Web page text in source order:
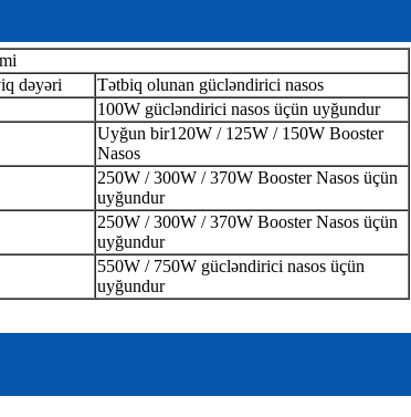
dəyəri
Tətbiq olunan gücləndirici nasos
100W gücləndirici nasos üçün uyğundur
Uyğun bir120W / 125W / 150W Booster
Nasos
250W / 300W / 370W Booster Nasos üçün
uyğundur
250W / 300W / 370W Booster Nasos üçün
uyğundur
550W / 750W gücləndirici nasos üçün
uyğundur